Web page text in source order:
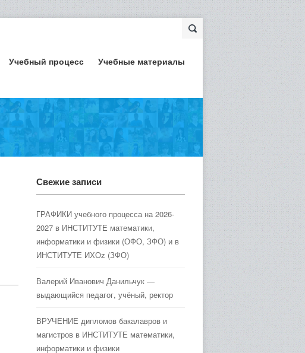
Учебный процесс Учебные материалы
Свежие записи
ГРАФИКИ учебного процесса на 2026-
2027 в ИНСТИТУТЕ математики,
информатики и физики (ОФО, ЗФО) и в
ИНСТИТУТЕ ИХОz (ЗФО)
Валерий Иванович Данильчук —
выдающийся педагог, учёный, ректор
ВРУЧЕНИЕ дипломов бакалавров и
магистров в ИНСТИТУТЕ математики,
информатики и физики